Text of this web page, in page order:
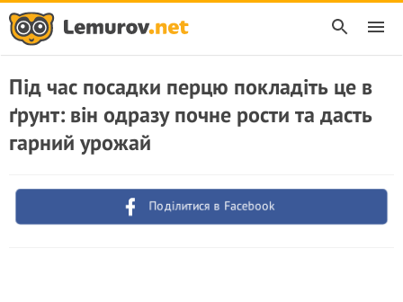
Під час посадки перцю покладіть це в
ґрунт: він одразу почне рости та дасть
гарний урожай
Поділитися в Facebook